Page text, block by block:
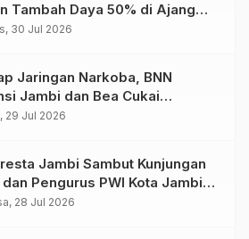
Tambah Daya 50% di Ajang
2026
30 Jul 2026
Jaringan Narkoba, BNN
Jambi dan Bea Cukai
Sembilan Pelaku beserta
29 Jul 2026
Jambi Sambut Kunjungan
dan Pengurus PWI Kota Jambi
Sinergi dan Kolaborasi
28 Jul 2026